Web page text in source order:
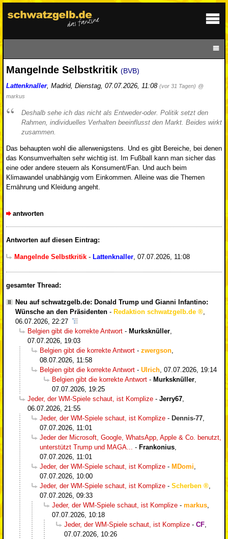
Mangelnde Selbstkritik (BVB)
Lattenknaller, Madrid, Dienstag, 07.07.2026, 11:08 (vor 31 Tagen) @
markus
Deshalb sehe ich das nicht als Entweder-oder. Politik setzt den
Rahmen, individuelles Verhalten beeinflusst den Markt. Beides wirkt
zusammen.
Das behaupten wohl die allerwenigstens. Und es gibt Bereiche, bei denen
das Konsumverhalten sehr wichtig ist. Im Fußball kann man sicher das
eine oder andere steuern als Konsument/Fan. Und auch beim
Klimawandel unabhängig vom Einkommen. Alleine was die Themen
Ernährung und Kleidung angeht.
antworten
Antworten auf diesen Eintrag:
Mangelnde Selbstkritik - Lattenknaller, 07.07.2026, 11:08
gesamter Thread:
Neu auf schwatzgelb.de: Donald Trump und Gianni Infantino:
Wünsche an den Präsidenten - Redaktion schwatzgelb.de
06.07.2026, 22:27
Belgien gibt die korrekte Antwort - Murksknüller
07.07.2026, 19:03
Belgien gibt die korrekte Antwort - zwergson
08.07.2026, 11:58
Belgien gibt die korrekte Antwort - Ulrich 07.07.2026, 19:14
Belgien gibt die korrekte Antwort - Murksknüller
07.07.2026, 19:25
Jeder, der WM-Spiele schaut, ist Komplize - Jerry67
06.07.2026, 21:55
Jeder, der WM-Spiele schaut, ist Komplize - Dennis-77
07.07.2026, 11:01
Jeder der Microsoft, Google, WhatsApp, Apple & Co. benutzt,
unterstützt Trump und MAGA...
- Frankonius
07.07.2026, 11:01
Jeder, der WM-Spiele schaut, ist Komplize - MDomi
07.07.2026, 10:00
Jeder, der WM-Spiele schaut, ist Komplize - Scherben
07.07.2026, 09:33
Jeder, der WM-Spiele schaut, ist Komplize - markus
07.07.2026, 10:18
Jeder, der WM-Spiele schaut, ist Komplize - CF
07.07.2026, 10:26